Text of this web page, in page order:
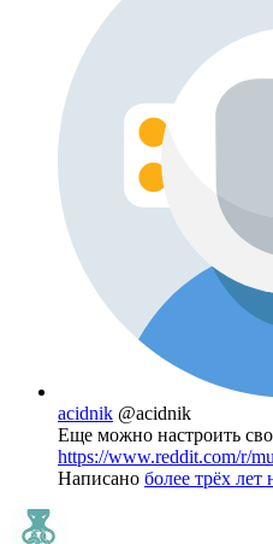
acidnik @acidnik
Еще можно настроить
https://www.reddit.com/r/
Написано более трёх лет